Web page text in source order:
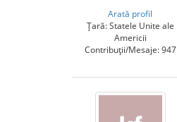
Arată profil
Țară: Statele Unite ale
Americii
Contribuții/Mesaje: 947